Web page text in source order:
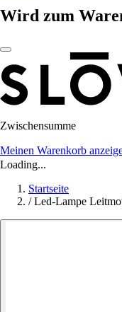
Wird zum
Zwischensumme
Meinen Warenkorb
Loading...
Startseite
/ Led-Lampe